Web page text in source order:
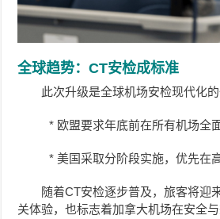
全球趋势：CT安检成标准
此次升级是全球机场安检现代化的
* 欧盟要求年底前在所有机场全
* 美国采取分阶段实施，优先在
随着CT安检逐步普及，旅客将迎
关体验，也标志着加拿大机场在安全